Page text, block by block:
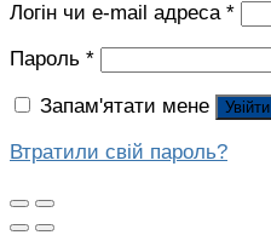
Логін чи e-mail адреса *
Пароль *
Запам'ятати мене Увійти
Втратили свій пароль?